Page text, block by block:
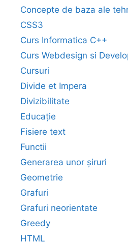
Concepte de baza ale
CSS3
Curs Informatica C++
Curs Webdesign si
Cursuri
Divide et Impera
Divizibilitate
Educație
Fisiere text
Functii
Generarea unor șiruri
Geometrie
Grafuri
Grafuri neorientate
Greedy
HTML